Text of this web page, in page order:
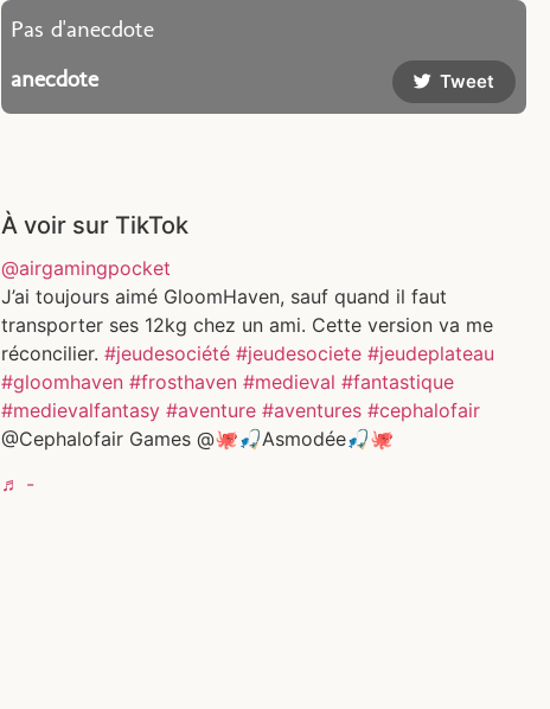
Pas d'anecdote
anecdote
Tweet
À voir sur TikTok
@airgamingpocket
J’ai toujours aimé GloomHaven, sauf quand il faut
transporter ses 12kg chez un ami. Cette version va me
réconcilier. #jeudesociété #jeudesociete #jeudeplateau
#gloomhaven #frosthaven #medieval #fantastique
#medievalfantasy #aventure #aventures #cephalofair
@Cephalofair Games @🐙🎣Asmodée🎣🐙
♬ -